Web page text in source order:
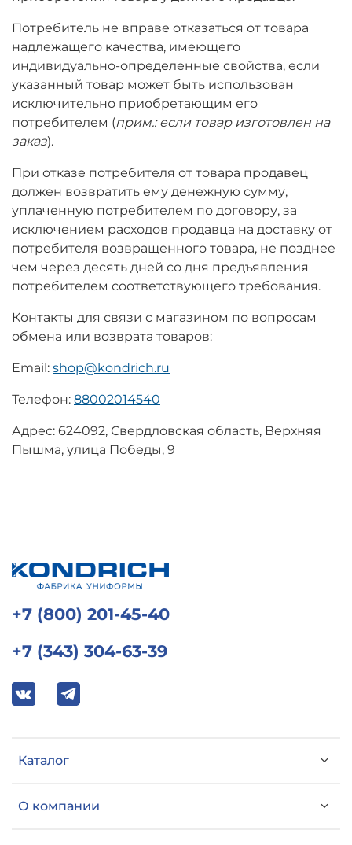
Потребитель не вправе отказаться от товара
надлежащего качества, имеющего
индивидуально-определенные свойства, если
указанный товар может быть использован
исключительно приобретающим его
потребителем (прим.: если товар изготовлен на
заказ).
При отказе потребителя от товара продавец
должен возвратить ему денежную сумму,
уплаченную потребителем по договору, за
исключением расходов продавца на доставку от
потребителя возвращенного товара, не позднее
чем через десять дней со дня предъявления
потребителем соответствующего требования.
Контакты для связи с магазином по вопросам
обмена или возврата товаров:
Email: shop@kondrich.ru
Телефон: 88002014540
Адрес: 624092, Свердловская область, Верхняя
Пышма, улица Победы, 9
Каталог
О компании
+7 (800) 201-45-40
+7 (343) 304-63-39